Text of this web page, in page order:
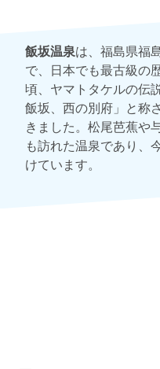
飯坂温泉は、福島県福
で、日本でも最古級の
頃、ヤマトタケルの伝
飯坂、西の別府」と称
きました。松尾芭蕉や
も訪れた温泉であり、
けています。